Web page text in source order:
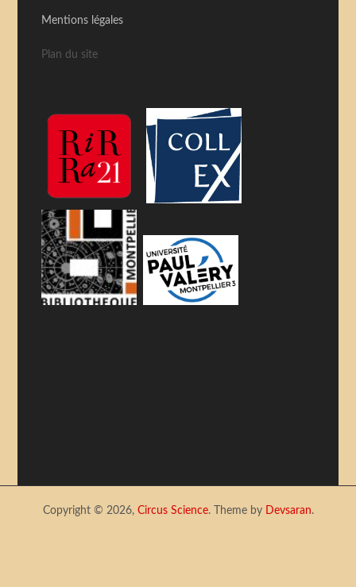
Mentions légales
Plan du site
Copyright © 2026, Circus Science. Theme by Devsaran.